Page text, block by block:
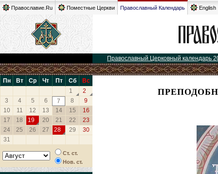
Православие.Ru Поместные Церкви Православный Календарь English
Православный Церковный календарь
Пн Вт Ср Чт Пт Сб
Вс
1
2
3
4 5 6 7 8
9
10
11 12 13 14 15
16
17
18 19 20 21 22
23
24
25 26 27 28 29
30
31
Ст. ст.
Нов. ст.